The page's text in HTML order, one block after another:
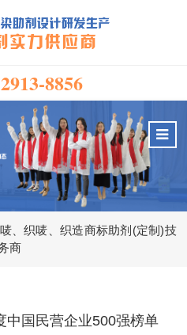
8856
、织唛、织造商标助剂(定制)技
商
中国民营企业500强榜单